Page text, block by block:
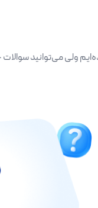
ولی می‌توانید